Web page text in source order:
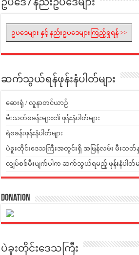
ဥပဒေ / နည်းဥပဒေများ
ဥပဒေများ နှင့် နည်းဥပဒေများကြည့်ရှုရန် >>
ဆက်သွယ်ရန်ဖုန်းနံပါတ်များ
ဆေးရုံ / လူနာတင်ယာဉ်
မီးသတ်စခန်းများ၏ ဖုန်းနံပါတ်များ
ရဲစခန်းဖုန်းနံပါတ်များ
ပဲခူးတိုင်းဒေသကြီးအတွင်းရှိ အမြန်လမ်း မီးသတ်နှင့်
လျှပ်စစ်မီးပျက်ပါက ဆက်သွယ်ရမည့် ဖုန်းနံပါတ်မျ
Donation
ပဲခူးတိုင်းဒေသကြီး